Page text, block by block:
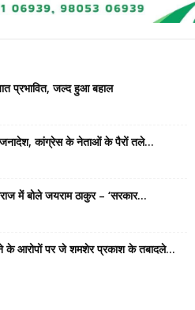
प्रभावित, जल्द हुआ बहाल
जनादेश, कांग्रेस के नेताओं के पैरों तले...
में बोले जयराम ठाकुर – ‘सरकार...
के आरोपों पर जे शमशेर प्रकाश के तबादले...